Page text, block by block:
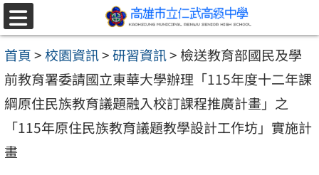
跳至主要內容區
選
單
首頁>校園資訊>研習資訊> 檢送教育部國民及學
前教育署委請國立東華大學辦理「115年度十二年課
綱原住民族教育議題融入校訂課程推廣計畫」之
「115年原住民族教育議題教學設計工作坊」實施計
畫